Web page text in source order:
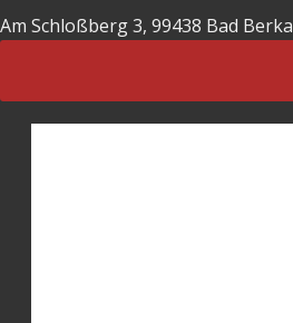
Am Schloßberg 3, 99438 Bad Berka